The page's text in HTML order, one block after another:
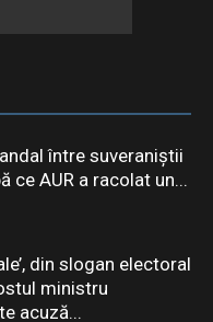
între suveraniștii
ce AUR a racolat un...
din slogan electoral
ministru
acuză...